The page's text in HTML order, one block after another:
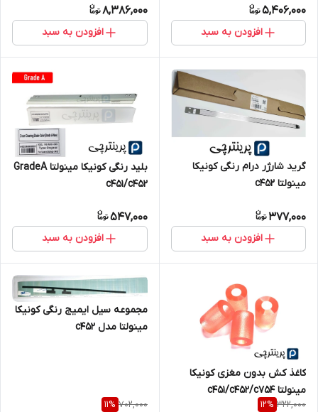
5,406,000
افزودن به سبد
8,386,000
افزودن به سبد
گرید شارژر درام رنگی کونیکا
مینولتا c452
377,000
افزودن به سبد
بلید رنگی کونیکا مینولتا GradeA
c451/c452
547,000
افزودن به سبد
کاغذ کش بدون مغزی کونیکا
مینولتا c451/c452/c754
322,000
12%
مجموعه سیل ایمیج رنگی کونیکا
مینولتا مدل c452
702,000
11%